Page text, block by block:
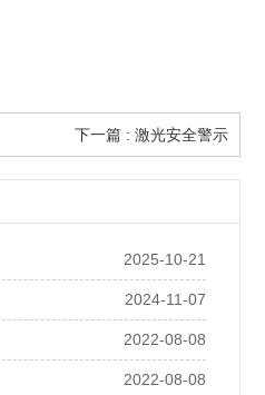
下一篇 : 激光安全警示
2025-10-21
2024-11-07
2022-08-08
2022-08-08